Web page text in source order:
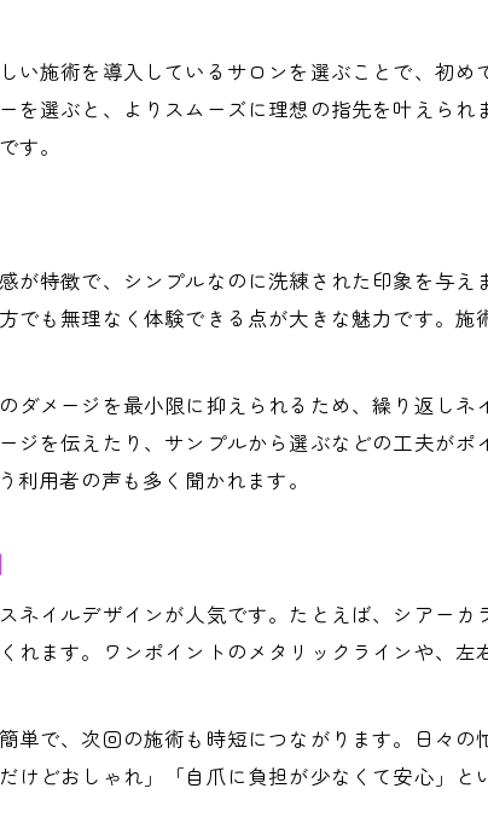
自爪を守るパラジェルでニュアンスネイル体験
パラジェル使用で大人可愛い指先を実現
トレンド感あるデザインを短時間で体感
トレンド感満載のニュアンスネイル選び方
忙しい人向け短時間ニュアンスネイル提案
額で楽しむ渋谷区のニュアンスネイル活用法
定額制で気軽に楽しむニュアンスネイルの方法
予算を抑えてニュアンスネイルを満喫するコツ
定額プラン活用で理想のニュアンスネイル体験
コスパ重視のニュアンスネイル活用ポイント
い施術を導入しているサロンを選ぶことで、初
を選ぶと、よりスムーズに理想の指先を叶えら
す。
が特徴で、シンプルなのに洗練された印象を与え
でも無理なく体験できる点が大きな魅力です。
ダメージを最小限に抑えられるため、繰り返し
ジを伝えたり、サンプルから選ぶなどの工夫が
用者の声も多く聞かれます。
ネイルデザインが人気です。たとえば、シアー
れます。ワンポイントのメタリックラインや、
単で、次回の施術も時短につながります。日々
けどおしゃれ」「自爪に負担が少なくて安心」